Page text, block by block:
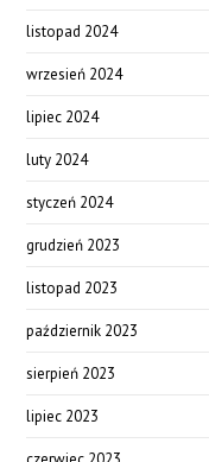
listopad 2024
wrzesień 2024
lipiec 2024
luty 2024
styczeń 2024
grudzień 2023
listopad 2023
październik 2023
sierpień 2023
lipiec 2023